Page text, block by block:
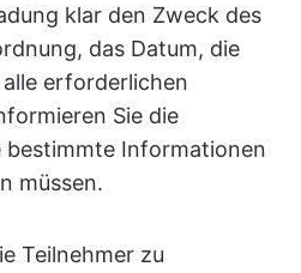
klar den Zweck des
das Datum, die
erforderlichen
Sie die
bestimmte Informationen
müssen.
Teilnehmer zu